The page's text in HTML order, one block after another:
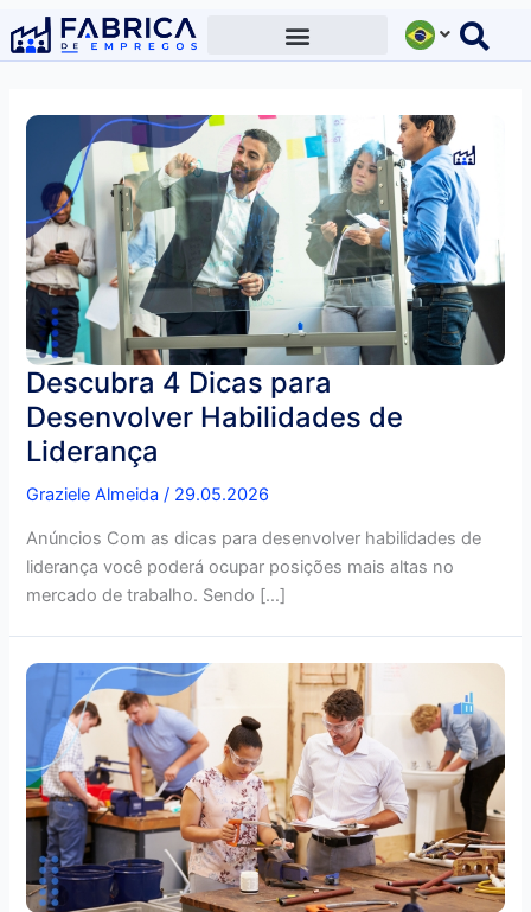
para
Descubra 4 Dicas para
Desenvolver Habilidades de
Liderança
Graziele Almeida/ 29.05.2026
Anúncios Com as dicas para desenvolver habilidades de
liderança você poderá ocupar posições mais altas no
mercado de trabalho. Sendo […]